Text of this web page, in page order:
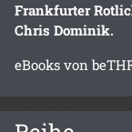
Frankfurter
Chris Dominik.
eBooks von